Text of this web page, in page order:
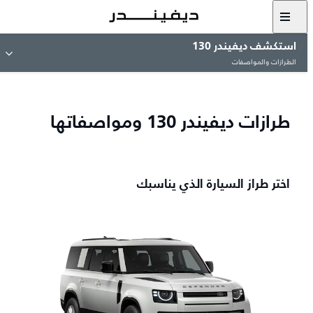
استكشف ديفيندر 130
الطرازات والمواصفات
طرازات ديفيندر 130 ومواصفاتها
اختر طراز السيارة الذي يناسبك